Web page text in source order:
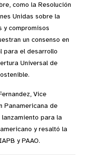
como la Resolución
Unidas sobre la
y compromisos
un consenso en
para el desarrollo
Universal de
Vice
Panamericana de
para la
y resaltó la
y PAAO.